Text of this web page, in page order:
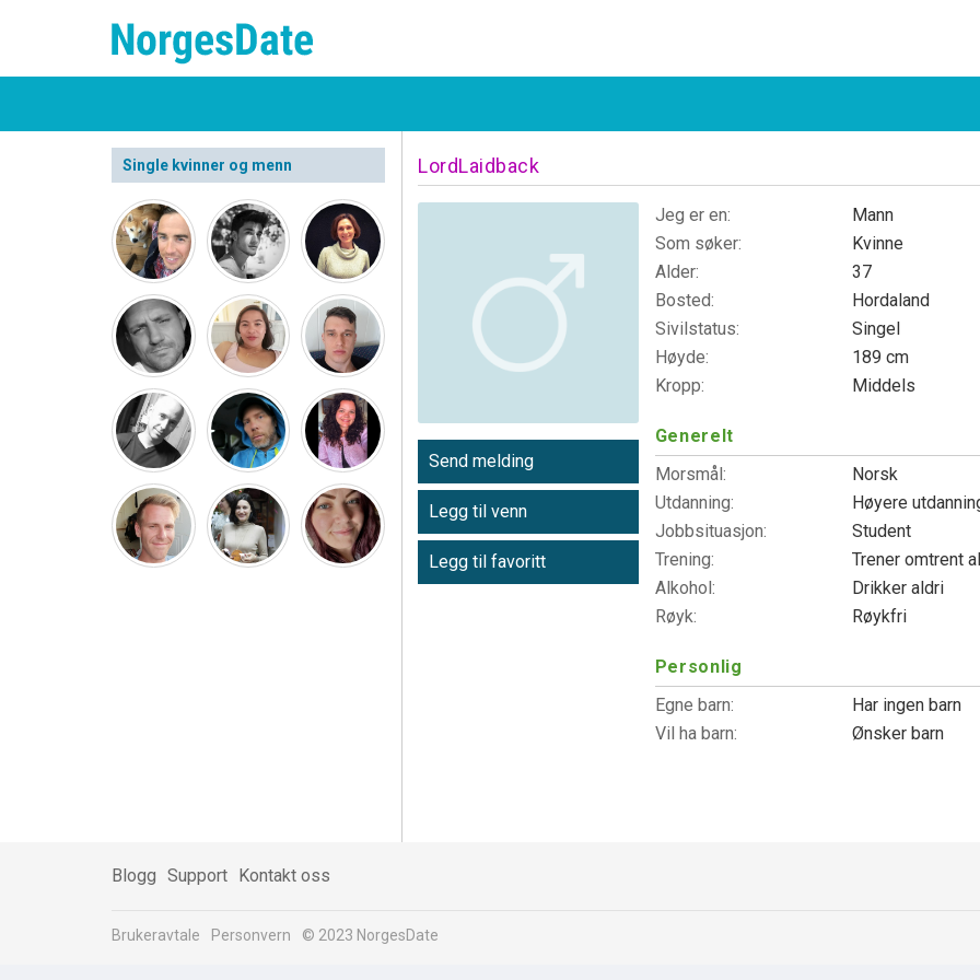
Single kvinner og menn LordLaidback
Send melding
Legg til venn
Legg til favoritt
Jeg er en:
Mann
Som søker:
Kvinne
Alder:
37
Bosted:
Hordaland
Sivilstatus:
Singel
Høyde:
189 cm
Kropp:
Middels
Generelt
Morsmål:
Norsk
Utdanning:
Høyere
Jobbsituasjon:
Student
Trening:
Trener omtrent
Alkohol:
Drikker aldri
Røyk:
Røykfri
Personlig
Egne barn:
Har ingen barn
Vil ha barn:
Ønsker barn
Blogg Support Kontakt oss
Brukeravtale Personvern © 2023 NorgesDate